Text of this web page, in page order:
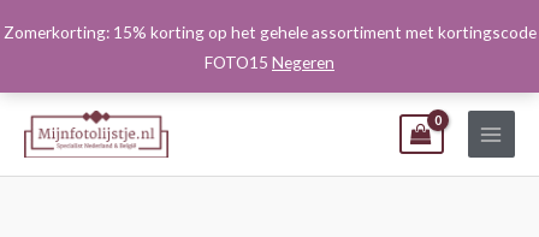
Zomerkorting: 15% korting op het gehele assortiment met kortingscode
FOTO15 Negeren
naar